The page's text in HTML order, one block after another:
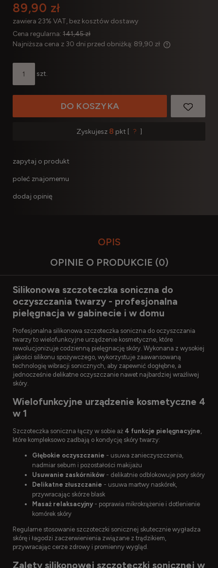
89,90 zł
zawiera 23% VAT, bez kosztów dostawy
Cena regularna: 141,45 zł
Najniższa cena z 30 dni przed obniżką: 89,90 zł
szt.
DO KOSZYKA
Zyskujesz 8 pkt [ ? ]
zapytaj o produkt
poleć znajomemu
dodaj opinię
OPIS
OPINIE O PRODUKCIE (0)
Silikonowa szczoteczka soniczna do
oczyszczania twarzy - profesjonalna
pielęgnacja w gabinecie i w domu
Profesjonalna silikonowa szczoteczka soniczna do oczyszczania
twarzy to wielofunkcyjne urządzenie kosmetyczne, które
rewolucjonizuje codzienną pielęgnację skóry. Wykonana z wysokiej
jakości silikonu spożywczego, wykorzystuje zaawansowaną
technologię wibracji sonicznych, aby zapewnić dogłębne, a
jednocześnie delikatne oczyszczanie nawet najbardziej wrażliwej
skóry.
Wielofunkcyjne urządzenie kosmetyczne 4
w 1
Szczoteczka soniczna łączy w sobie aż 4 funkcje pielęgnacyjne,
które kompleksowo zadbają o kondycję skóry twarzy:
Głębokie oczyszczanie - usuwa zanieczyszczenia,
nadmiar sebum i pozostałości makijażu
Usuwanie zaskórników - delikatnie odblokowuje pory skóry
Delikatne złuszczanie - usuwa martwy naskórek,
przywracając skórze blask
Masaż relaksacyjny- poprawia mikrokrążenie i dotlenienie
komórek skóry
Regularne stosowanie szczoteczki sonicznej skutecznie wygładza
skórę i łagodzi zaczerwienienia związane z trądzikiem,
przywracając cerze zdrowy i promienny wygląd.
Zalety silikonowej szczoteczki sonicznej w